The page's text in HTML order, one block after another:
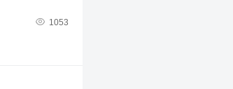
 1053